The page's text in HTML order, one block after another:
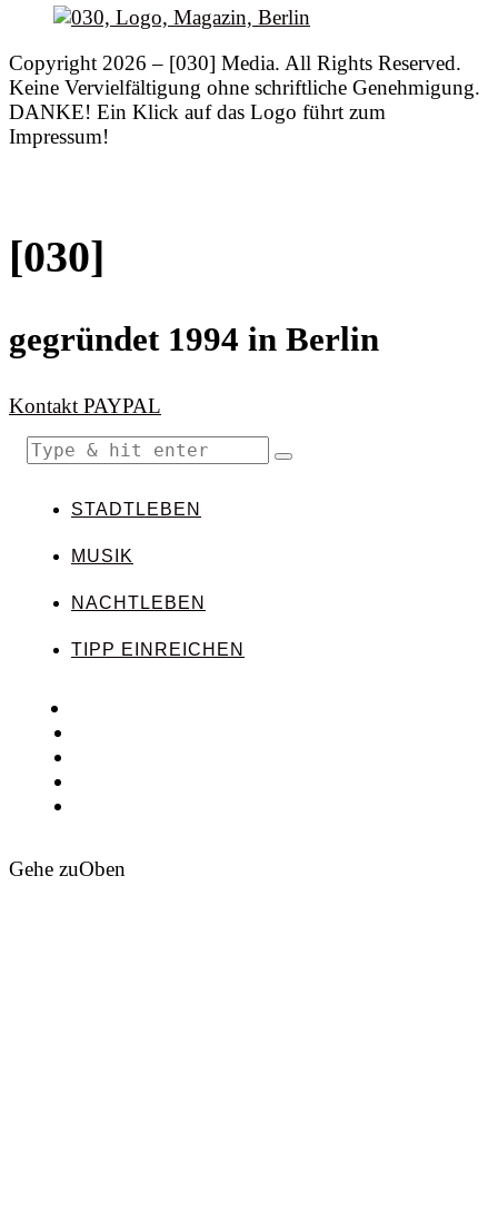
Copyright 2026 – [030] Media. All Rights Reserved.
Keine Vervielfältigung ohne schriftliche Genehmigung.
DANKE! Ein Klick auf das Logo führt zum
Impressum!
[030]
gegründet 1994 in Berlin
Kontakt PAYPAL
STADTLEBEN
MUSIK
NACHTLEBEN
TIPP EINREICHEN
Gehe zuOben